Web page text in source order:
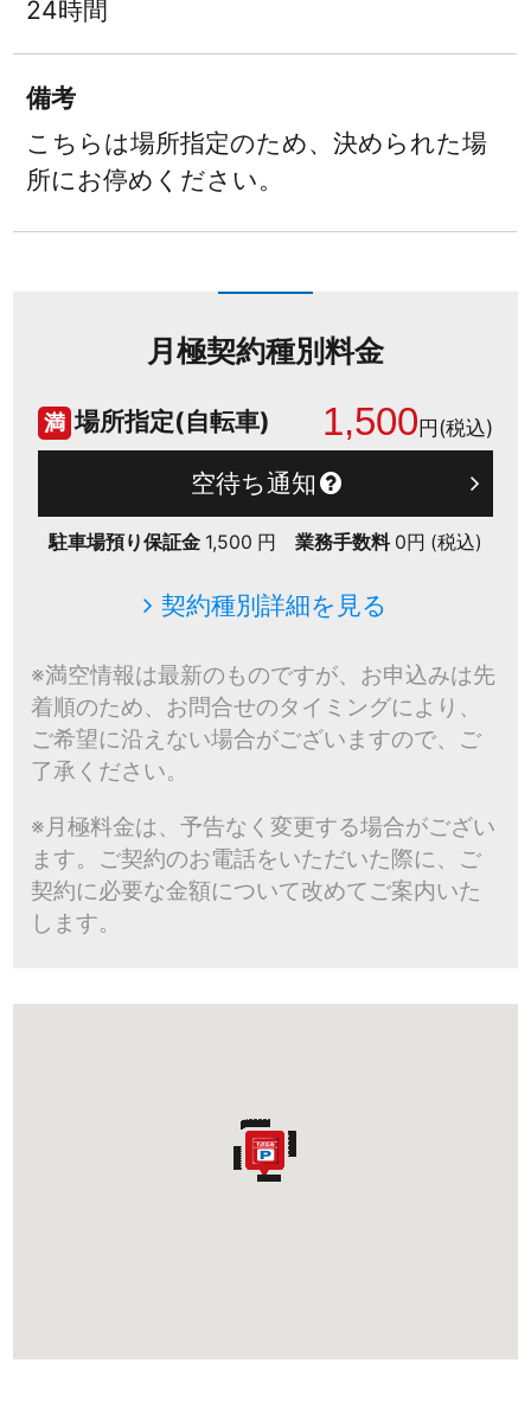
24時間
備考
こちらは場所指定のため、決められた場
所にお停めください。
月極契約種別料金
満 場所指定(自転車) 1,500円(税込)
空待ち通知
駐車場預り保証金 1,500 円 業務手数料 0円 (税込)
契約種別詳細を見る
※満空情報は最新のものですが、お申込みは先
着順のため、お問合せのタイミングにより、
ご希望に沿えない場合がございますので、ご
了承ください。
※月極料金は、予告なく変更する場合がござい
ます。ご契約のお電話をいただいた際に、ご
契約に必要な金額について改めてご案内いた
します。